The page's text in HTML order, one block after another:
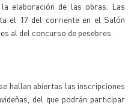
elaboración de las obras. Las
el 17 del corriente en el Salón
al del concurso de pesebres.
hallan abiertas las inscripciones
del que podrán participar